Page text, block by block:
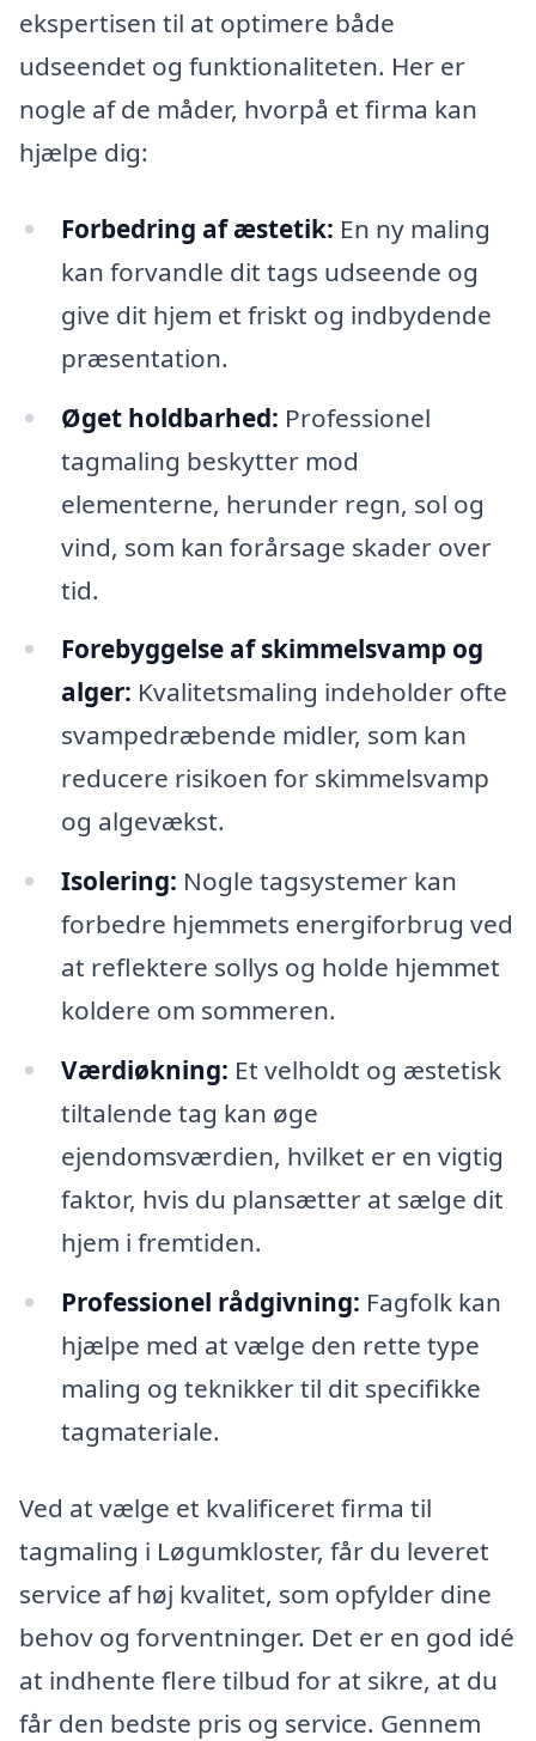
ekspertisen til at optimere både
udseendet og funktionaliteten. Her er
nogle af de måder, hvorpå et firma kan
hjælpe dig:
Forbedring af æstetik: En ny maling
kan forvandle dit tags udseende og
give dit hjem et friskt og indbydende
præsentation.
Øget holdbarhed: Professionel
tagmaling beskytter mod
elementerne, herunder regn, sol og
vind, som kan forårsage skader over
tid.
Forebyggelse af skimmelsvamp og
alger: Kvalitetsmaling indeholder ofte
svampedræbende midler, som kan
reducere risikoen for skimmelsvamp
og algevækst.
Isolering: Nogle tagsystemer kan
forbedre hjemmets energiforbrug ved
at reflektere sollys og holde hjemmet
koldere om sommeren.
Værdiøkning: Et velholdt og æstetisk
tiltalende tag kan øge
ejendomsværdien, hvilket er en vigtig
faktor, hvis du plansætter at sælge dit
hjem i fremtiden.
Professionel rådgivning: Fagfolk kan
hjælpe med at vælge den rette type
maling og teknikker til dit specifikke
tagmateriale.
Ved at vælge et kvalificeret firma til
tagmaling i Løgumkloster, får du leveret
service af høj kvalitet, som opfylder dine
behov og forventninger. Det er en god idé
at indhente flere tilbud for at sikre, at du
får den bedste pris og service. Gennem